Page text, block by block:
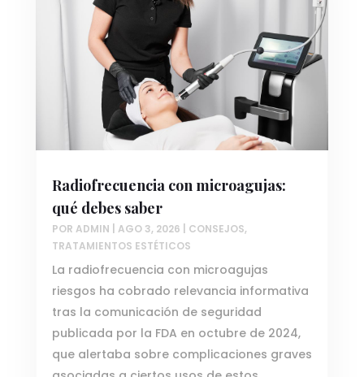
Radiofrecuencia con microagujas:
qué debes saber
POR ADMIN AGO 3, 2026 CONSEJOS,
TRATAMIENTOS ESTÉTICOS
La radiofrecuencia con microagujas
riesgos ha cobrado relevancia informativa
tras la comunicación de seguridad
publicada por la FDA en octubre de 2024,
que alertaba sobre complicaciones graves